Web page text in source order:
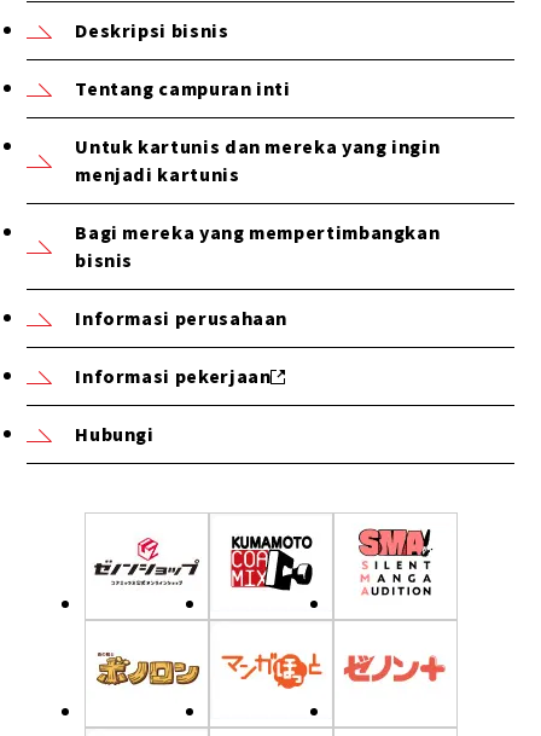
Deskripsi bisnis
Tentang campuran inti
Untuk kartunis dan mereka yang ingin
menjadi kartunis
Bagi mereka yang mempertimbangkan
bisnis
Informasi perusahaan
Informasi pekerjaan
Hubungi